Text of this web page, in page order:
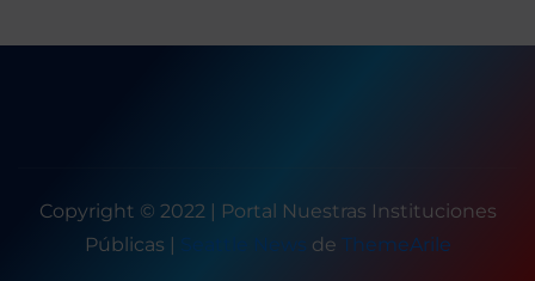
Copyright © 2022 | Portal Nuestras Instituciones
Públicas | Seattle News de ThemeArile